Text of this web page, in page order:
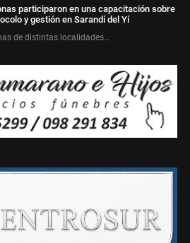
participaron en una capacitación sobre
y gestión en Sarandí del Yí
de distintas localidades…